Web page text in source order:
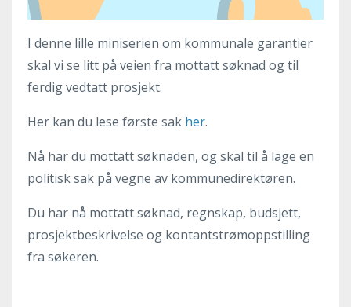
I denne lille miniserien om kommunale garantier
skal vi se litt på veien fra mottatt søknad og til
ferdig vedtatt prosjekt.
Her kan du lese første sak her.
Nå har du mottatt søknaden, og skal til å lage en
politisk sak på vegne av kommunedirektøren.
Du har nå mottatt søknad, regnskap, budsjett,
prosjektbeskrivelse og kontantstrømoppstilling
fra søkeren.